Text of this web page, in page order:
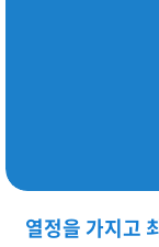
UX/UI 설계 기
열정을 가지고